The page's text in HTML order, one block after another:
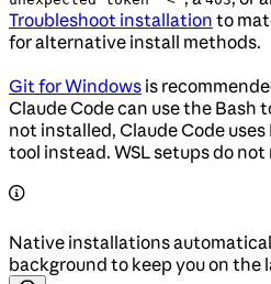
Troubleshoot installation to
for alternative install methods.
Git for Windows is
Claude Code can use the Bash
not installed, Claude Code uses
tool instead. WSL setups do
Native installations
background to keep you on the